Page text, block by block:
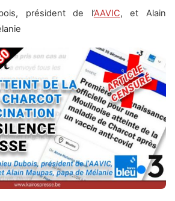
président de l’AAVIC, et Alain